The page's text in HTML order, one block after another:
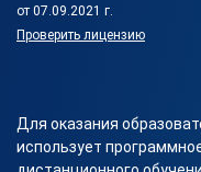
от 07.09.2021 г.
Проверить лицензию
Для оказания
использует